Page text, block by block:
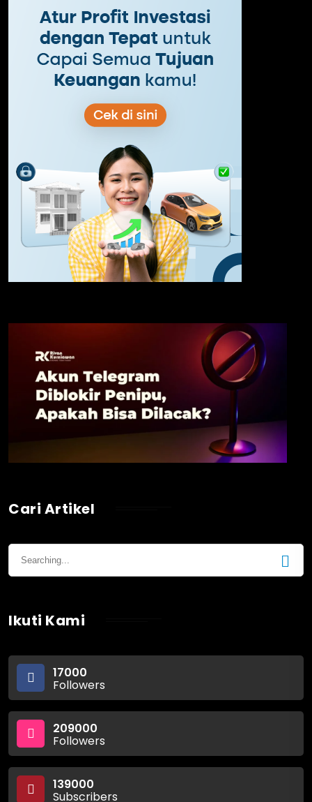
Cari Artikel
Ikuti Kami
17000
Followers
209000
Followers
139000
Subscribers